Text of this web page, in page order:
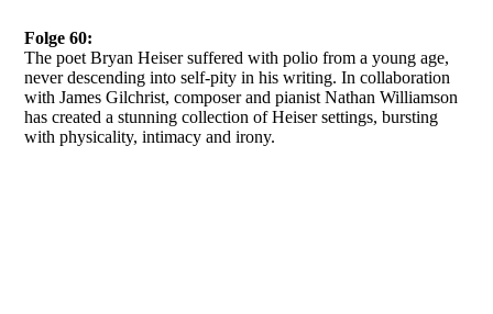
Folge 60:
The poet Bryan Heiser suffered with polio from a young age,
never descending into self-pity in his writing. In collaboration
with James Gilchrist, composer and pianist Nathan Williamson
has created a stunning collection of Heiser settings, bursting
with physicality, intimacy and irony.